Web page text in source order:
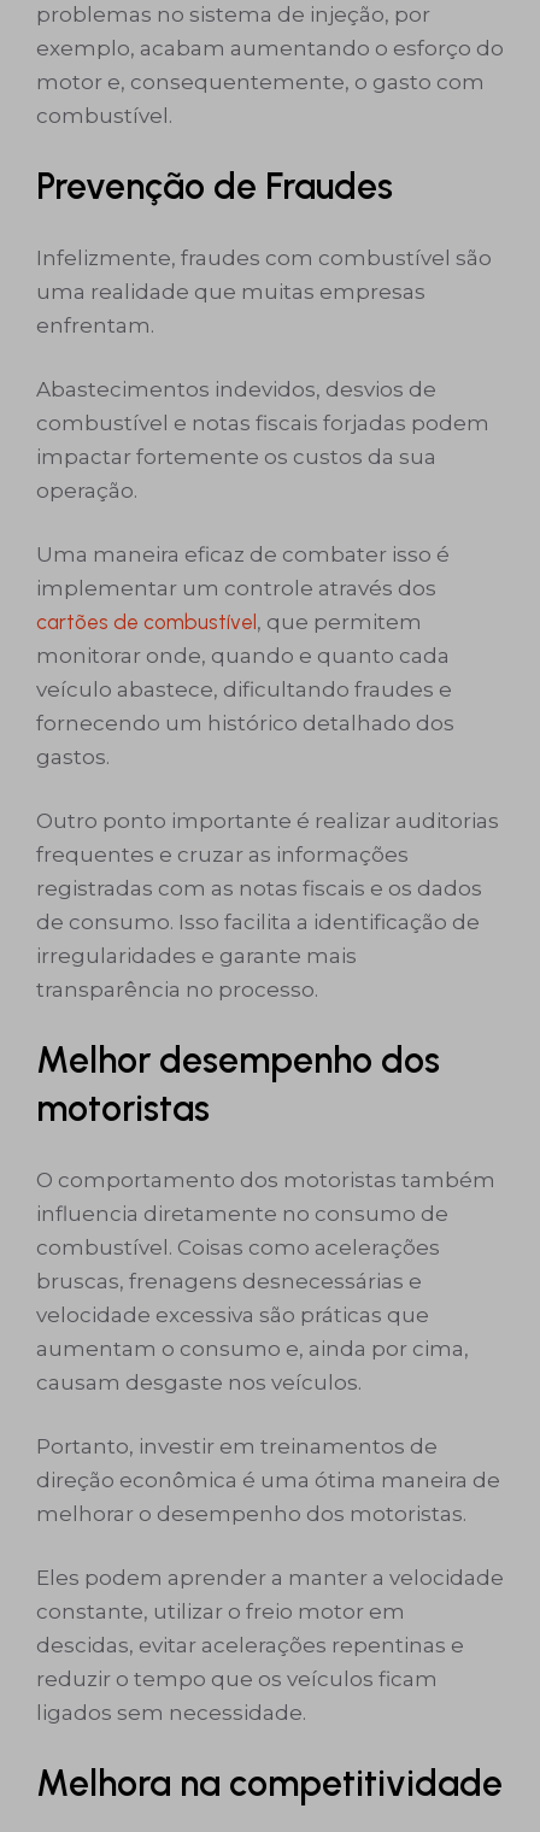
problemas no sistema de injeção, por
exemplo, acabam aumentando o esforço do
motor e, consequentemente, o gasto com
combustível.
Prevenção de Fraudes
Infelizmente, fraudes com combustível são
uma realidade que muitas empresas
enfrentam.
Abastecimentos indevidos, desvios de
combustível e notas fiscais forjadas podem
impactar fortemente os custos da sua
operação.
Uma maneira eficaz de combater isso é
implementar um controle através dos
cartões de combustível, que permitem
monitorar onde, quando e quanto cada
veículo abastece, dificultando fraudes e
fornecendo um histórico detalhado dos
gastos.
Outro ponto importante é realizar auditorias
frequentes e cruzar as informações
registradas com as notas fiscais e os dados
de consumo. Isso facilita a identificação de
irregularidades e garante mais
transparência no processo.
Melhor desempenho dos
motoristas
O comportamento dos motoristas também
influencia diretamente no consumo de
combustível. Coisas como acelerações
bruscas, frenagens desnecessárias e
velocidade excessiva são práticas que
aumentam o consumo e, ainda por cima,
causam desgaste nos veículos.
Portanto, investir em treinamentos de
direção econômica é uma ótima maneira de
melhorar o desempenho dos motoristas.
Eles podem aprender a manter a velocidade
constante, utilizar o freio motor em
descidas, evitar acelerações repentinas e
reduzir o tempo que os veículos ficam
ligados sem necessidade.
Melhora na competitividade